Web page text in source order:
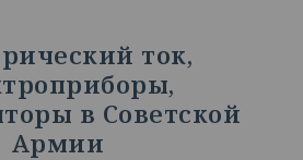
ток,
в Советской
Армии